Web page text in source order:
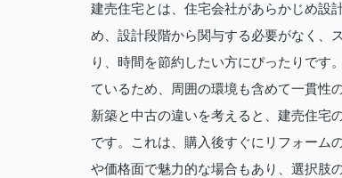
建売住宅とは、住宅会社があらかじめ設
め、設計段階から関与する必要がなく、
り、時間を節約したい方にぴったりです
ているため、周囲の環境も含めて一貫性
新築と中古の違いを考えると、建売住宅
です。これは、購入後すぐにリフォーム
や価格面で魅力的な場合もあり、選択肢